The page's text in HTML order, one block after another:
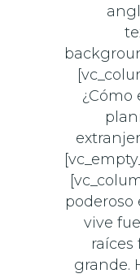
poderoso
vive
raíces
grande.